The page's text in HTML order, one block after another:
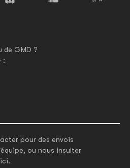
de GMD ?
:
pour des envois
ou nous insulter